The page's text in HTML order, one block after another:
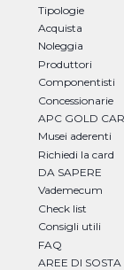
Tipologie
Acquista
Noleggia
Produttori
Componentisti
Concessionarie
APC GOLD
Musei aderenti
Richiedi la card
DA SAPERE
Vademecum
Check list
Consigli utili
FAQ
AREE DI SOSTA